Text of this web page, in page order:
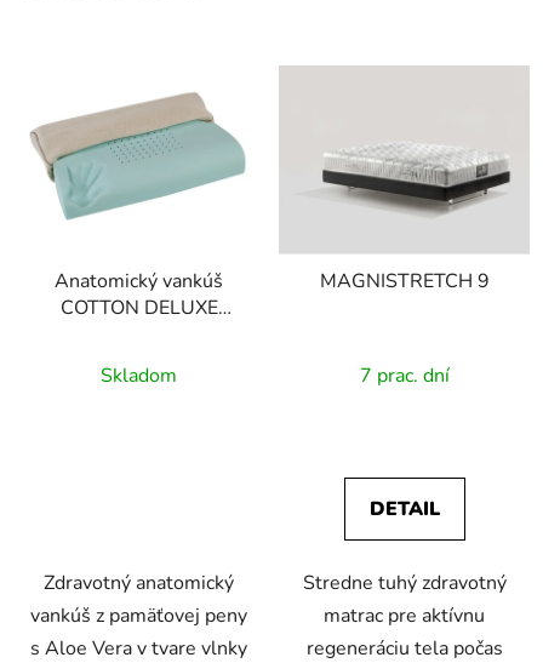
Anatomický vankúš
COTTON DELUXE
Skladom
Zdravotný anatomický
vankúš z pamäťovej peny
s Aloe Vera v tvare vlnky
MAGNISTRETCH 9
7 prac. dní
DETAIL
Stredne tuhý zdravotný
matrac pre aktívnu
regeneráciu tela počas